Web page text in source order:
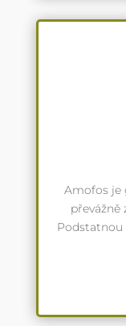
Amofos je
převážně
Podstatnou